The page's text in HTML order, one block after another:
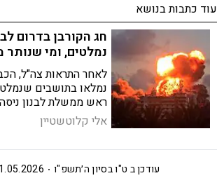
עוד כתבות בנושא
חג הקורבן בדרום
נמלטים, ומי
לאחר התראות צה"ל,
נמלאו בתושבים
ראש ממשלת לבנון
"הזדמנות לדבוק בתקווה
לבנות מדינה חזקה"
אלי קלוטשטיין
ט"ו בסיון ה׳תשפ"ו | 05:44 עודכן ב